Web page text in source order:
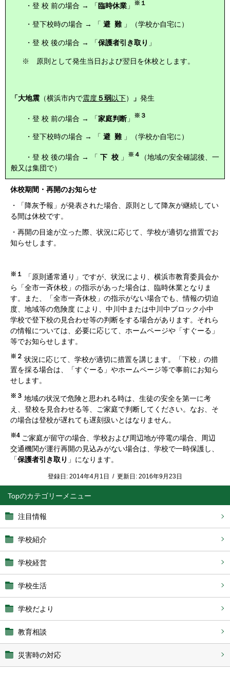
Top
注目情報
学校紹介
学校経営
学校生活
学校だより
教育相談
災害時の対応
・登 校 前の場合 → 「臨時休業 」 ※１
・登下校時の場合 → 「 避 難 」（学校か自宅に）
・登 校 後の場合 → 「保護者引き取り 」
※ 原則として発生当日および翌日を休校とします。
「大地震 （横浜市内で震度５弱以下） 」 発生
・登 校 前の場合 → 「家庭判断 」 ※３
・登下校時の場合 → 「 避 難 」（学校か自宅に）
・登 校 後の場合 → 「 下 校 」 ※４
（地域の安全確認後、一
般又は集団で）
休校期間・再開のお知らせ
・「降灰予報」が発表された場合、原則として降灰が継続してい
る間は休校です。
・再開の目途が立った際、状況に応じて、学校が適切な措置でお
知らせします。
※１
「原則通常通り」ですが、状況により、横浜市教育委員会か
ら「全市一斉休校」の指示があった場合は、臨時休業となりま
す。また、「全市一斉休校」の指示がない場合でも、情報の切迫
度、地域等の危険度 により、中川中または中川中ブロック小中
学校で登下校の見合わせ等の判断をする場合があります。それら
の情報については、必要に応じて、ホームページや「すぐーる」
等でお知らせします。
※２ 状況に応じて、学校が適切に措置を講じます。「下校」の措
置を採る場合は、「すぐーる」やホームページ等で事前にお知ら
せします。
※３ 地域の状況で危険と思われる時は、生徒の安全を第一に考
え、登校を見合わせる等、ご家庭で判断してください。なお、そ
の場合は登校が遅れても遅刻扱いとはなりません。
※4 ご家庭が留守の場合、学校および周辺地が停電の場合、周辺
交通機関が運行再開の見込みがない場合は、学校で一時保護し、
「保護者引き取り 」になります。
登録日: 2014年4月1日 / 更新日: 2016年9月23日